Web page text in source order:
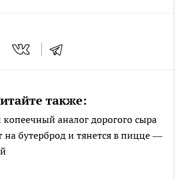
также:
аналог дорогого сыра
на бутерброд и тянется в пицце —